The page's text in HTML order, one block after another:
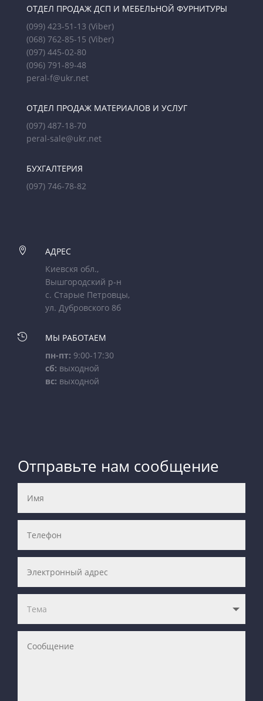
ОТДЕЛ ПРОДАЖ ДСП И МЕБЕЛЬНОЙ ФУРНИТУРЫ
(099) 423-51-13 (Viber)
(068) 762-85-15 (Viber)
(097) 445-02-80
(096) 791-89-48
peral-f@ukr.net
ОТДЕЛ ПРОДАЖ МАТЕРИАЛОВ И УСЛУГ
(097) 487-18-70
peral-sale@ukr.net
БУХГАЛТЕРИЯ
(097) 746-78-82

АДРЕС
Киевскя обл.,
Вышгородский р-н
с. Старые Петровцы,
ул. Дубровского 8б

МЫ РАБОТАЕМ
пн-пт: 9:00-17:30
сб: выходной
вс: выходной
Отправьте нам сообщение